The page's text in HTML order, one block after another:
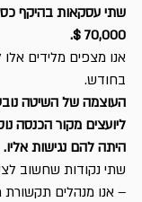
70,000 $.
אנו מצפים מלידים
בחודש.
העוצמה של השיטה
ליועצים מקור הכנסה
היתה להם נגישות אליו.
שתי נקודות שחשוב
– אנו מנהלים